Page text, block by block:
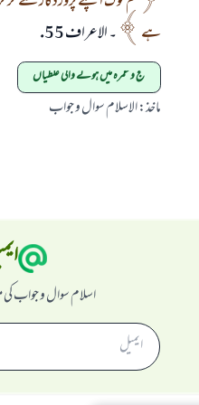
ہے
۔ الاعراف 55.
حج و عمرہ میں ہونے والی غلطیاں
ماخذ:الاسلام سوال و جواب
اسلام سوال و جواب